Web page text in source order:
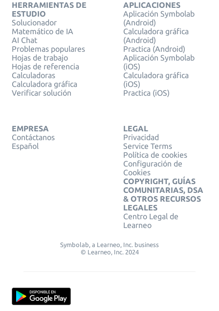
HERRAMIENTAS DE
ESTUDIO
Solucionador
Matemático de IA
AI Chat
Problemas populares
Hojas de trabajo
Hojas de referencia
Calculadoras
Calculadora gráfica
Verificar solución
APLICACIONES
Aplicación Symbolab
(Android)
Calculadora gráfica
(Android)
Practica (Android)
Aplicación Symbolab
(iOS)
Calculadora gráfica
(iOS)
Practica (iOS)
EMPRESA
Contáctanos
Español
LEGAL
Privacidad
Service Terms
Política de cookies
Configuración de
Cookies
COPYRIGHT, GUÍAS
COMUNITARIAS, DSA
& OTROS RECURSOS
LEGALES
Centro Legal de
Learneo
Symbolab, a Learneo, Inc. business
© Learneo, Inc. 2024